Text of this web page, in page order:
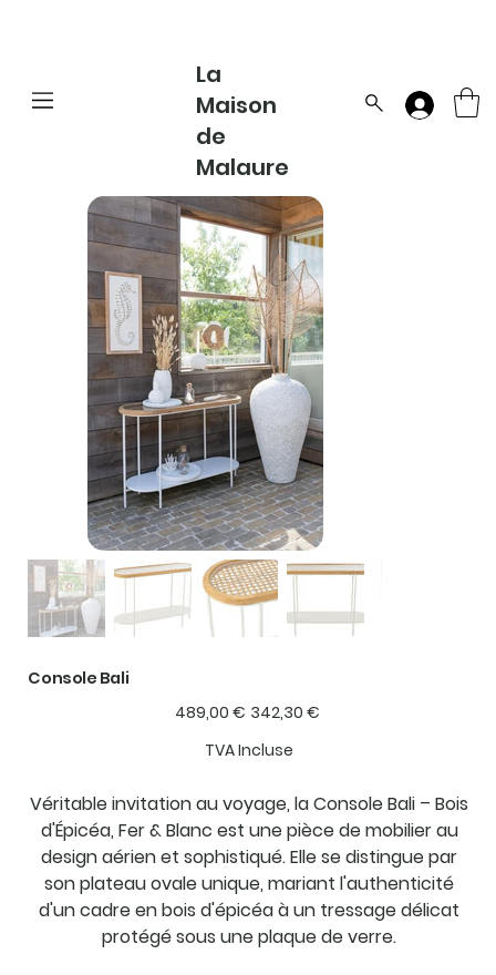
La
Maison
de
Malaure
Console Bali
Prix
d’origine
489,00 €
Prix
promotionnel
342,30 €
TVA Incluse
Véritable invitation au voyage, la Console Bali – Bois
d'Épicéa, Fer & Blanc est une pièce de mobilier au
design aérien et sophistiqué. Elle se distingue par
son plateau ovale unique, mariant l'authenticité
d'un cadre en bois d'épicéa à un tressage délicat
protégé sous une plaque de verre.